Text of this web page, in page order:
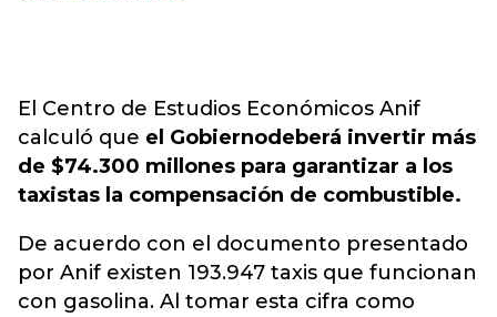
El Centro de Estudios Económicos Anif
calculó que el Gobiernodeberá invertir más
de $74.300 millones para garantizar a los
taxistas la compensación de combustible.
De acuerdo con el documento presentado
por Anif existen 193.947 taxis que funcionan
con gasolina. Al tomar esta cifra como